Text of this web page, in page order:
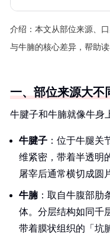
介绍： 本文从部位来源、
与牛腩的核心差异，帮助
一、部位来源大不
牛腱子和牛腩就像牛身
牛腱子 ：位于牛腿关
维紧密，带着半透明
屠宰后通常横切成圆
牛腩 ：取自牛腹部肋
体。分层结构如同千
带着膜状组织的「坑